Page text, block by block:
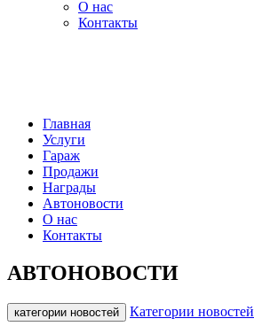
О нас
Контакты
Главная
Услуги
Гараж
Продажи
Награды
Автоновости
О нас
Контакты
АВТОНОВОСТИ
категории новостей Категории новостей